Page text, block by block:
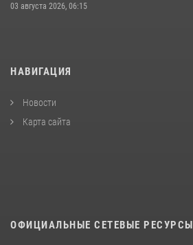
03 августа 2026, 06:15
НАВИГАЦИЯ
Новости
Карта сайта
ОФИЦИАЛЬНЫЕ СЕТЕВЫЕ РЕСУРСЫ